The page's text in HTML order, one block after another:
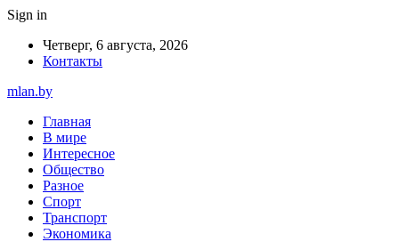
Sign in
Четверг, 6 августа, 2026
Контакты
mlan.by
Главная
В мире
Интересное
Общество
Разное
Спорт
Транспорт
Экономика